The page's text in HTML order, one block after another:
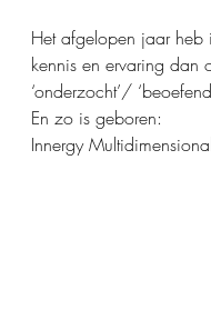
Het afgelopen jaar heb
kennis en ervaring dan
‘onderzocht’/
En zo is geboren:
Innergy